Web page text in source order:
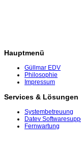
Hauptmenü
Güllmar EDV
Philosophie
Impressum
Services & Lösungen
Systembetreuung
Datev
Fernwartung